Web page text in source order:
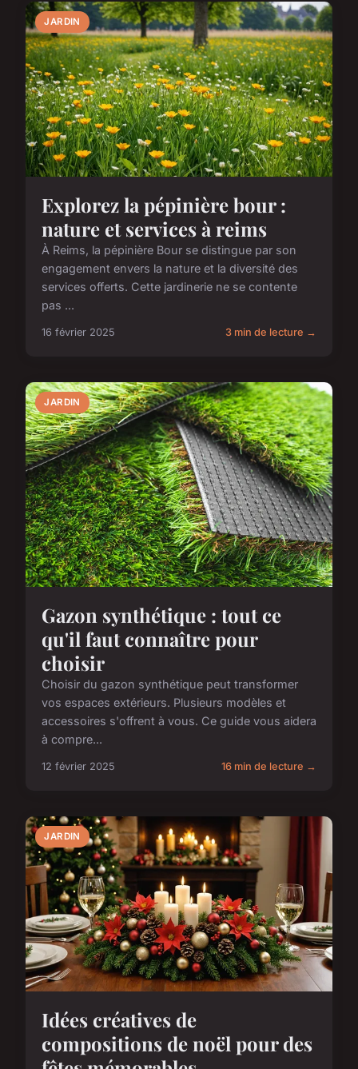
JARDIN
Explorez la pépinière bour :
nature et services à reims
À Reims, la pépinière Bour se distingue par son
engagement envers la nature et la diversité des
services offerts. Cette jardinerie ne se contente
pas ...
16 février 2025 3 min de lecture →
JARDIN
Gazon synthétique : tout ce
qu'il faut connaître pour
choisir
Choisir du gazon synthétique peut transformer
vos espaces extérieurs. Plusieurs modèles et
accessoires s'offrent à vous. Ce guide vous aidera
à compre...
12 février 2025 16 min de lecture →
JARDIN
Idées créatives de
compositions de noël pour des